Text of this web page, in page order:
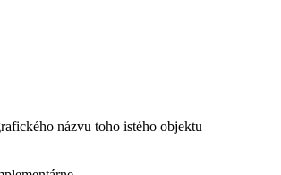
názvu toho istého objektu